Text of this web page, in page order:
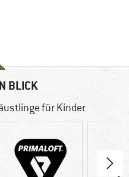
Infos hier! Öffnet
BLICK
für Kinder